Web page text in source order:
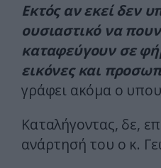
Εκτός αν εκεί δεν
ουσιαστικό να πουν
καταφεύγουν σε
εικόνες και
γράφει ακόμα ο
Καταλήγοντας, δε,
ανάρτησή του ο κ.